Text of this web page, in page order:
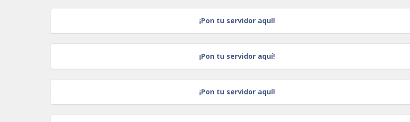
¡Pon tu servidor aquí!
¡Pon tu servidor aquí!
¡Pon tu servidor aquí!